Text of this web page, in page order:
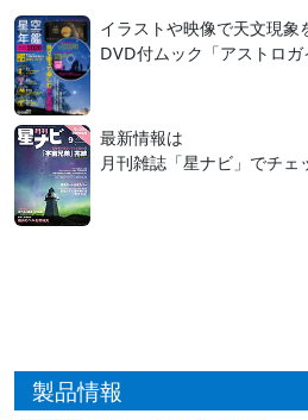
イラストや映像で天文現象
DVD付ムック「アストロガ
最新情報は
月刊雑誌「星ナビ」でチェ
製品情報